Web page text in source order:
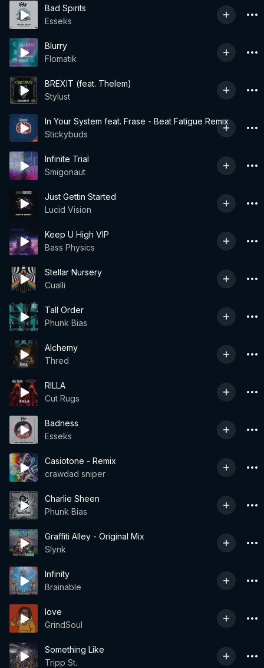
Bad Spirits
Esseks
Blurry
Flomatik
BREXIT (feat. Thelem)
Stylust
In Your System feat. Frase - Beat Fatigue Remix
Stickybuds
Infinite Trial
Smigonaut
Just Gettin Started
Lucid Vision
Keep U High VIP
Bass Physics
Stellar Nursery
Cualli
Tall Order
Phunk Bias
Alchemy
Thred
RILLA
Cut Rugs
Badness
Esseks
Casiotone - Remix
crawdad sniper
Charlie Sheen
Phunk Bias
Graffiti Alley - Original Mix
Slynk
Infinity
Brainable
love
GrindSoul
Something Like
Tripp St.